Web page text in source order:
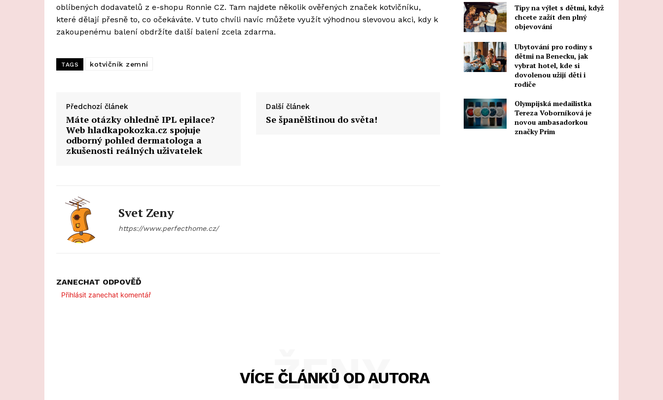
oblíbených dodavatelů z e-shopu Ronnie CZ. Tam najdete několik ověřených značek kotvičníku,
které dělají přesně to, co očekáváte. V tuto chvíli navíc můžete využít výhodnou slevovou akci, kdy k
zakoupenému balení obdržíte další balení zcela zdarma.
TAGS kotvičník zemní
Předchozí článek
Máte otázky ohledně IPL epilace?
Web hladkapokozka.cz spojuje
odborný pohled dermatologa a
zkušenosti reálných uživatelek
Další článek
Se španělštinou do světa!
Svet Zeny
https://www.perfecthome.cz/
ZANECHAT ODPOVĚĎ
Přihlásit zanechat komentář
Tipy na výlet s dětmi, když
chcete zažít den plný
objevování
Ubytování pro rodiny s
dětmi na Benecku, jak
vybrat hotel, kde si
dovolenou užijí děti i
rodiče
Olympijská medailistka
Tereza Voborníková je
novou ambasadorkou
značky Prim
VÍCE ČLÁNKŮ OD AUTORA
ŽENY